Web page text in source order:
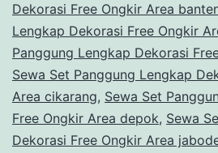
Dekorasi Free Ongkir Area
Lengkap Dekorasi Free Ongkir
Panggung Lengkap Dekorasi
Sewa Set Panggung Lengkap
Area cikarang, Sewa Set
Free Ongkir Area depok, Sewa
Dekorasi Free Ongkir Area